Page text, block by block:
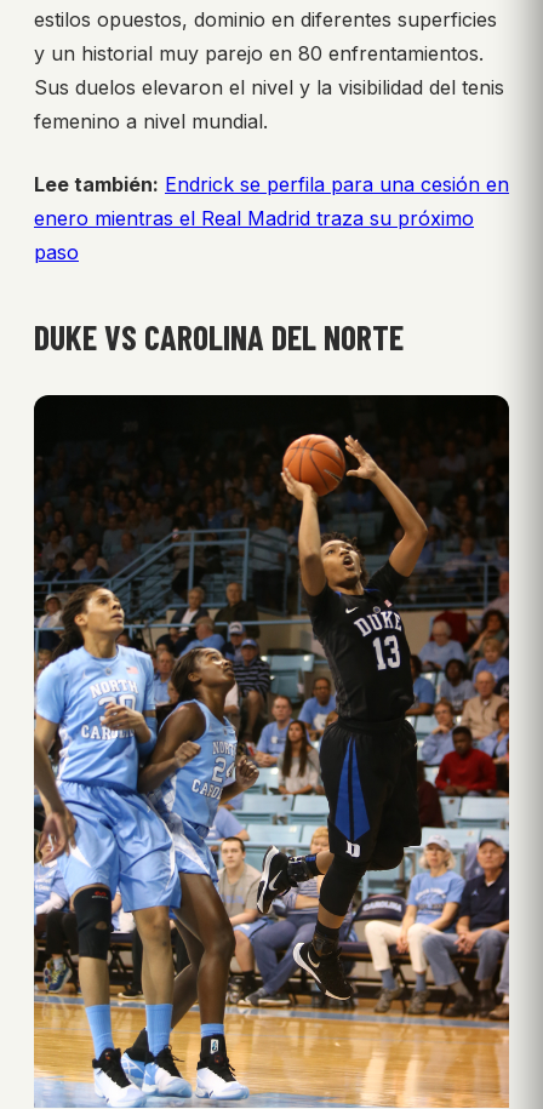
estilos opuestos, dominio en diferentes superficies
y un historial muy parejo en 80 enfrentamientos.
Sus duelos elevaron el nivel y la visibilidad del tenis
femenino a nivel mundial.
Lee también: Endrick se perfila para una cesión en
enero mientras el Real Madrid traza su próximo
paso
DUKE VS CAROLINA DEL NORTE